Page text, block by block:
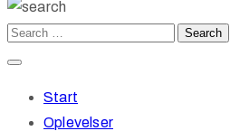
Start
Oplevelser